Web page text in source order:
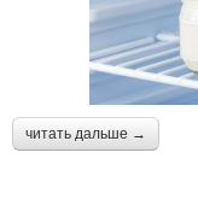
читать дальше →